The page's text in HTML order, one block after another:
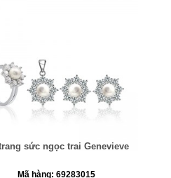
sức ngọc trai Genevieve
Mã hàng: 69283015